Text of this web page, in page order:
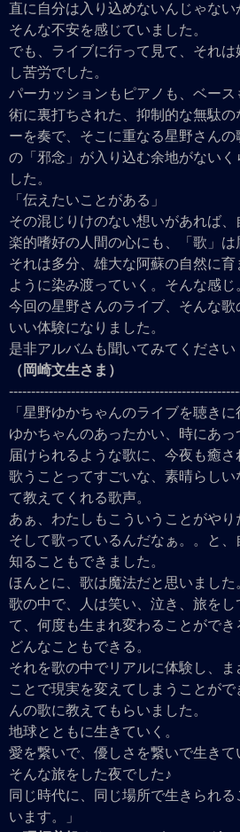
直に自分は入り込めないんじゃない
そんな不安を感じていました。
でも、ライブに行って見て、それ
し苦労でした。
パーカッションもピアノも、ベー
術に裏打ちされた、抑制的な無駄の
ーを奏で、そこに重なる星野さん
の「邪念」が入り込む余地がない
した。
「伝えたいことがある」
その混じりけのない想いがあれば
楽的嗜好の人間の心にも、「歌」は
それは多分、雄大な阿蘇の自然に
ように染み渡っていく。そんな感じ
今回の星野さんのライブ、そんな
いい体験になりました。
是非アルバムも聞いてみてください
（岡崎文生さま）
「星野ゆかちゃんのライブを聴きに
ゆかちゃんのあったかい、時にあっ
届けられるような歌に、今夜も癒さ
歌うことってすごいな、素晴らし
て教えてくれる歌声。
あぁ、わたしもこういうことがやり
そして歌っているんだなぁ。。と
知ることもできました。
ほんとに、歌は魔法だと思いました
歌の中で、人は笑い、泣き、旅を
て、何度も生まれ変わることができ
どんなこともできる。
それを歌の中でリアルに体験し、
ことで現実を変えてしまうことが
んの歌に教えてもらいました。
地球とともに生きていく。
愛を繋いで、優しさを繋いで生きて
そんな旅をした夜でした♪
同じ時代に、同じ場所で生きられ
います。」